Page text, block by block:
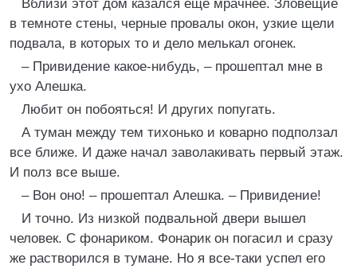
Вблизи этот дом казался еще мрачнее. Зловещие
в темноте стены, черные провалы окон, узкие щели
подвала, в которых то и дело мелькал огонек.
– Привидение какое-нибудь, – прошептал мне в
ухо Алешка.
Любит он побояться! И других попугать.
А туман между тем тихонько и коварно подползал
все ближе. И даже начал заволакивать первый этаж.
И полз все выше.
– Вон оно! – прошептал Алешка. – Привидение!
И точно. Из низкой подвальной двери вышел
человек. С фонариком. Фонарик он погасил и сразу
же растворился в тумане. Но я все-таки успел его